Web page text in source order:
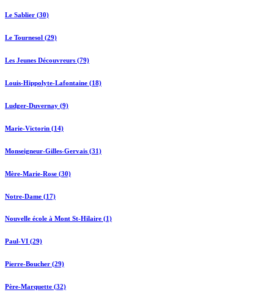
Le Sablier (30)
Le Tournesol (29)
Les Jeunes Découvreurs (79)
Louis-Hippolyte-Lafontaine (18)
Ludger-Duvernay (9)
Marie-Victorin (14)
Monseigneur-Gilles-Gervais (31)
Mère-Marie-Rose (30)
Notre-Dame (17)
Nouvelle école à Mont St-Hilaire (1)
Paul-VI (29)
Pierre-Boucher (29)
Père-Marquette (32)